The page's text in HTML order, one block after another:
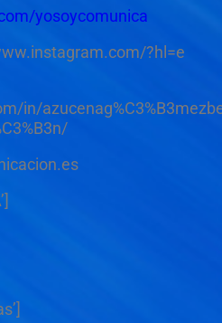
yosoycomunica
?hl=e
in/